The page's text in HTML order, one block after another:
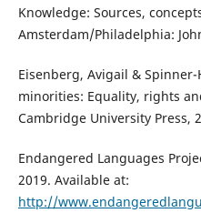
Knowledge: Sources,
Amsterdam/Philadelphia:
Eisenberg, Avigail &
minorities: Equality, rights
Cambridge University Press,
Endangered Languages
2019. Available at:
http://